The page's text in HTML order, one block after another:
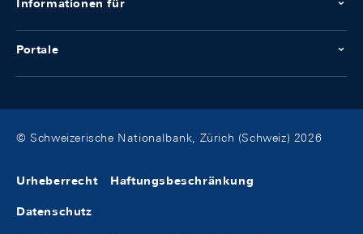
Informationen für
Portale
© Schweizerische Nationalbank, Zürich (Schweiz) 2026
Urheberrecht Haftungsbeschränkung
Datenschutz